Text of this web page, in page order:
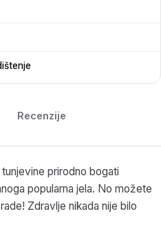
Recenzije
prirodno bogati
popularna jela. No možete
Zdravlje nikada nije bilo